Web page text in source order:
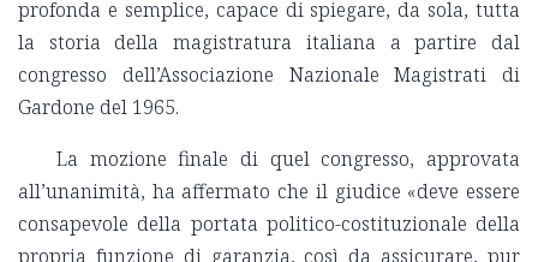
profonda e semplice, capace di spiegare, da sola, tutta
la storia della magistratura italiana a partire dal
congresso dell’Associazione Nazionale Magistrati di
Gardone del 1965.
La mozione finale di quel congresso, approvata
all’unanimità, ha affermato che il giudice «deve essere
consapevole della portata politico-costituzionale della
propria funzione di garanzia, così da assicurare, pur